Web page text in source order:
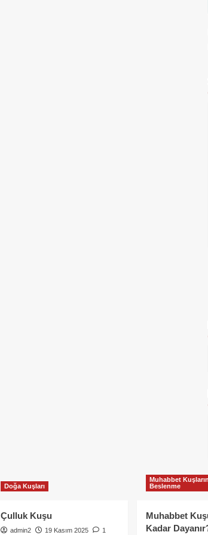
Doğa Kuşları
Çulluk Kuşu
admin2 19 Kasım 2025 1
Muhabbet
Beslenme
Muhabbet
Kadar